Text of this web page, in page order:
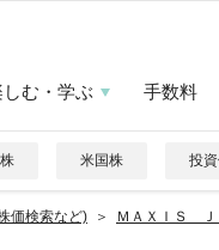
しむ・学ぶ 手数料
米国株 投
価検索など) ＭＡＸＩＳ Ｊ